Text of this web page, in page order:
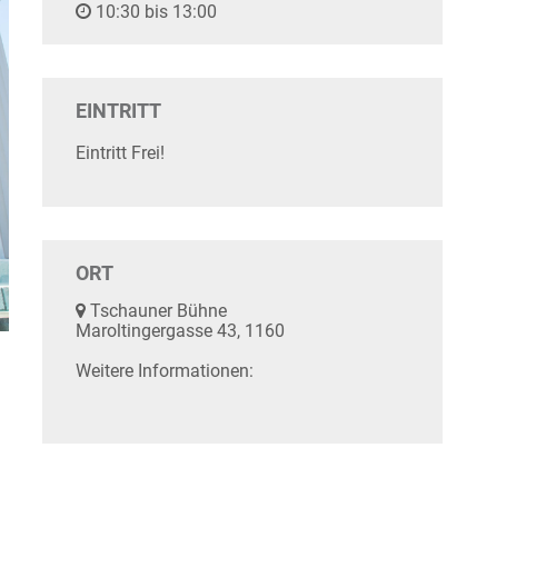
10:30 bis 13:00
EINTRITT
Eintritt Frei!
ORT
Tschauner Bühne
Maroltingergasse 43, 1160
Weitere Informationen: